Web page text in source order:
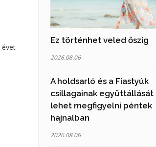
évet
Ez történhet veled őszig
2026.08.06
A holdsarló és a Fiastyúk
csillagainak együttállását
lehet megfigyelni péntek
hajnalban
2026.08.06